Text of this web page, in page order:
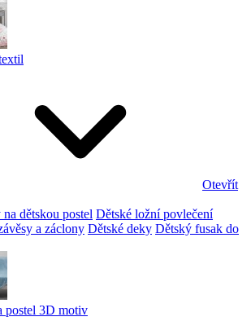
Otevřít
na dětskou postel Dětské ložní povlečení
a záclony Dětské deky Dětský fusak do
postel 3D motiv